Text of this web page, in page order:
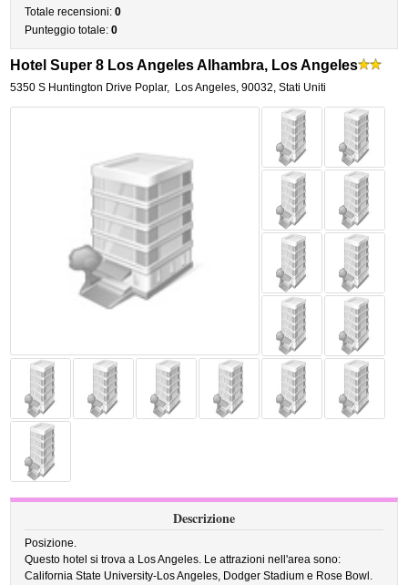
Totale recensioni:0
Punteggio totale:0
Hotel Super 8 Los Angeles Alhambra, Los Angeles
5350 S Huntington Drive Poplar, Los Angeles,90032, Stati Uniti
Descrizione
Posizione.
Questo hotel si trova a Los Angeles. Le attrazioni nell'area sono:
California State University-Los Angeles, Dodger Stadium e Rose Bowl.